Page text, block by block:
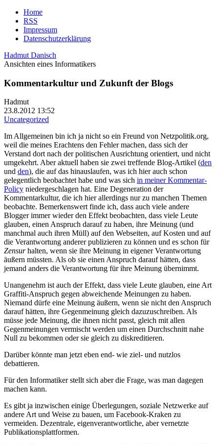
Home
RSS
Impressum
Datenschutzerklärung
Hadmut Danisch
Ansichten eines Informatikers
Kommentarkultur und Zukunft der Blogs
Hadmut
23.8.2012 13:52
Uncategorized
Im Allgemeinen bin ich ja nicht so ein Freund von Netzpolitik.org,
weil die meines Erachtens den Fehler machen, dass sich der
Verstand dort nach der politischen Ausrichtung orientiert, und nicht
umgekehrt. Aber aktuell haben sie zwei treffende Blog-Artikel (den
und den), die auf das hinauslaufen, was ich hier auch schon
gelegentlich beobachtet habe und was sich in meiner Kommentar-
Policy niedergeschlagen hat. Eine Degeneration der
Kommentarkultur, die ich hier allerdings nur zu manchen Themen
beobachte. Bemerkenswert finde ich, dass auch viele andere
Blogger immer wieder den Effekt beobachten, dass viele Leute
glauben, einen Anspruch darauf zu haben, ihre Meinung (und
manchmal auch ihren Müll) auf den Webseiten, auf Kosten und auf
die Verantwortung anderer publizieren zu können und es schon für
Zensurhalten, wenn sie ihre Meinung in eigener Verantwortung
äußern müssten. Als ob sie einen Anspruch darauf hätten, dass
jemand anders die Verantwortung für ihre Meinung übernimmt.
Unangenehm ist auch der Effekt, dass viele Leute glauben, eine Art
Graffiti-Anspruch gegen abweichende Meinungen zu haben.
Niemand dürfe eine Meinung äußern, wenn sie nicht den Anspruch
darauf hätten, ihre Gegenmeinung gleich dazuzuschreiben. Als
müsse jede Meinung, die ihnen nicht passt, gleich mit allen
Gegenmeinungen vermischt werden um einen Durchschnitt nahe
Null zu bekommen oder sie gleich zu diskreditieren.
Darüber könnte man jetzt eben end- wie ziel- und nutzlos
debattieren.
Für den Informatiker stellt sich aber die Frage, was man dagegen
machen kann.
Es gibt ja inzwischen einige Überlegungen, soziale Netzwerke auf
andere Art und Weise zu bauen, um Facebook-Kraken zu
vermeiden. Dezentrale, eigenverantwortliche, aber vernetzte
Publikationsplattformen.